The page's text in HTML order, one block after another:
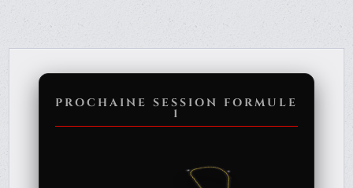
PROCHAINE SESSION FORMULE
1